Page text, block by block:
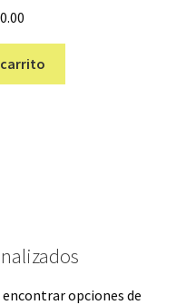
opciones de